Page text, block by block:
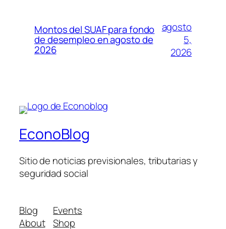
Montos del SUAF para fondo
de desempleo en agosto de
2026
agosto
5,
2026
EconoBlog
Sitio de noticias previsionales, tributarias y
seguridad social
Blog
About
Events
Shop